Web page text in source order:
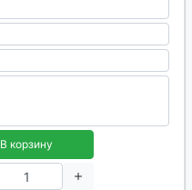
В корзину